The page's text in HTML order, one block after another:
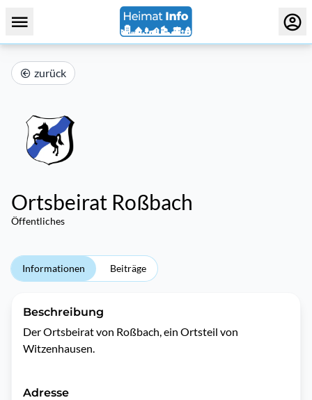
zurück
Ortsbeirat Roßbach
Öffentliches
Informationen Beiträge
Beschreibung
Der Ortsbeirat von Roßbach, ein Ortsteil von
Witzenhausen.
Adresse